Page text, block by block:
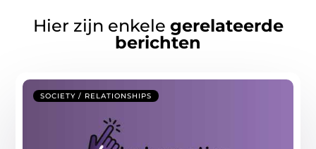
Hier zijn enkele gerelateerde
berichten
SOCIETY / RELATIONSHIPS